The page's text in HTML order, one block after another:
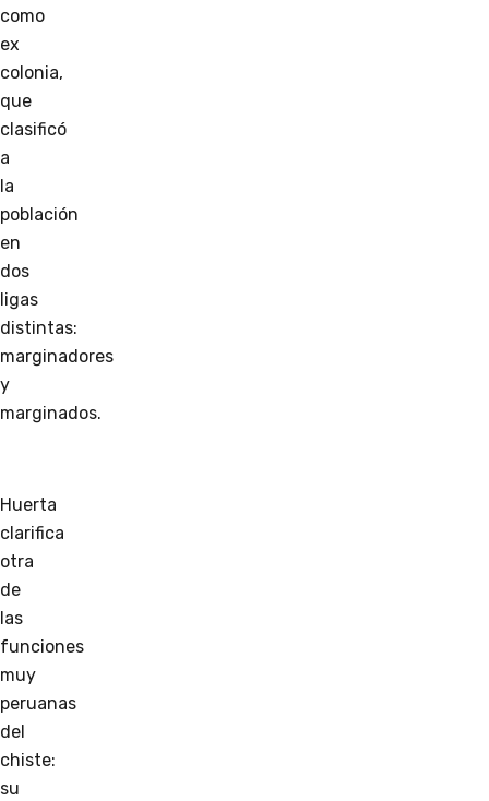
como
ex
colonia,
que
clasificó
a
la
población
en
dos
ligas
distintas:
marginadores
y
marginados.
Huerta
clarifica
otra
de
las
funciones
muy
peruanas
del
chiste:
su